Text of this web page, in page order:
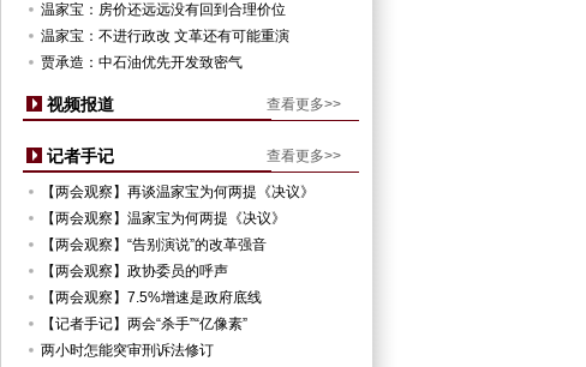
温家宝：房价还远远没有回到合理价位
温家宝：不进行政改 文革还有可能重演
贾承造：中石油优先开发致密气
视频报道 查看更多>>
记者手记 查看更多>>
【两会观察】再谈温家宝为何两提《决议》
【两会观察】温家宝为何两提《决议》
【两会观察】“告别演说”的改革强音
【两会观察】政协委员的呼声
【两会观察】7.5%增速是政府底线
【记者手记】两会“杀手”“亿像素”
两小时怎能突审刑诉法修订